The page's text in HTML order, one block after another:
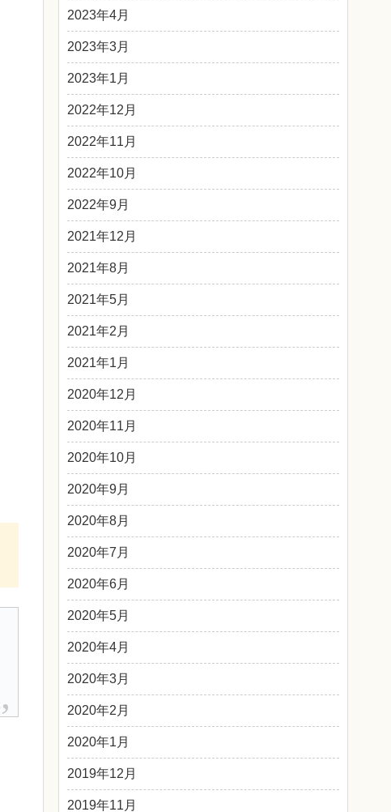
2023年4月
2023年3月
2023年1月
2022年12月
2022年11月
2022年10月
2022年9月
2021年12月
2021年8月
2021年5月
2021年2月
2021年1月
2020年12月
2020年11月
2020年10月
2020年9月
2020年8月
2020年7月
2020年6月
2020年5月
2020年4月
2020年3月
2020年2月
2020年1月
2019年12月
2019年11月